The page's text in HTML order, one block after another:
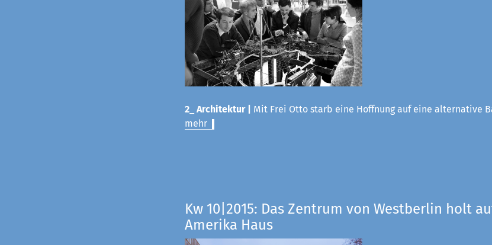
2_ Architektur | Mit Frei Otto starb eine Hoffnung auf eine alternative
mehr
Kw 10|2015: Das Zentrum von Westberlin holt
Amerika Haus